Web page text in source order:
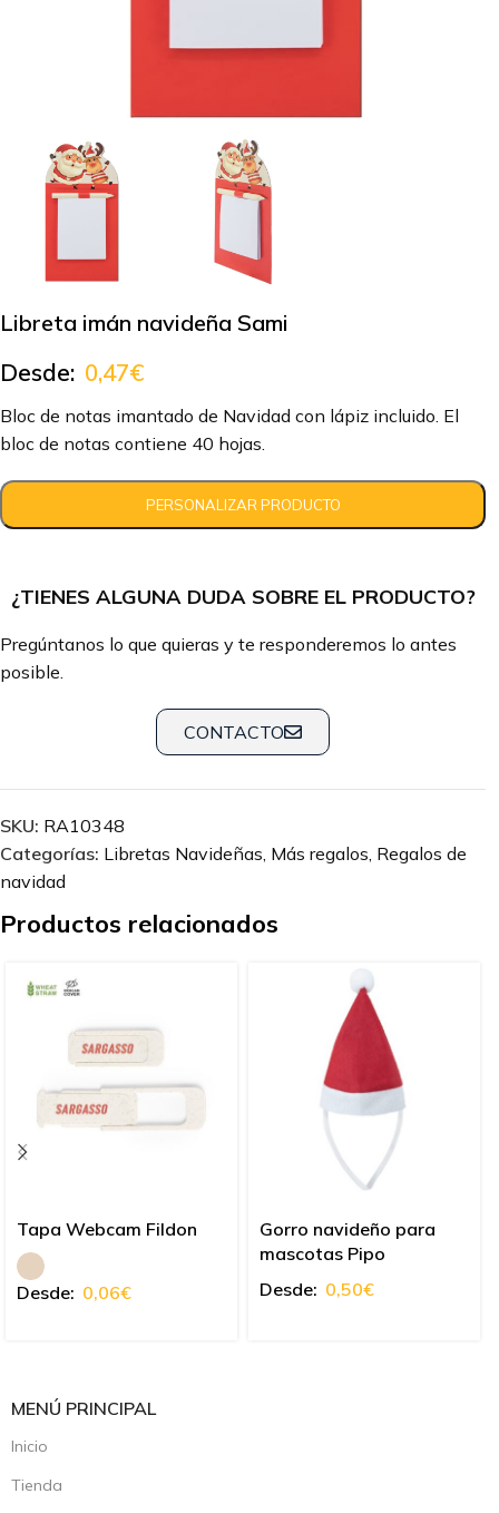
Libreta imán navideña Sami
Desde: 0,47€
Bloc de notas imantado de Navidad con lápiz incluido. El
bloc de notas contiene 40 hojas.
¿TIENES ALGUNA DUDA SOBRE EL PRODUCTO?
Pregúntanos lo que quieras y te responderemos lo antes
posible.
CONTACTO
SKU: RA10348
Categorías: Libretas Navideñas, Más regalos, Regalos de
navidad
Productos relacionados
Tapa Webcam Fildon
Desde: 0,06€
Gorro navideño para
mascotas Pipo
Desde: 0,50€
MENÚ PRINCIPAL
Inicio
Tienda